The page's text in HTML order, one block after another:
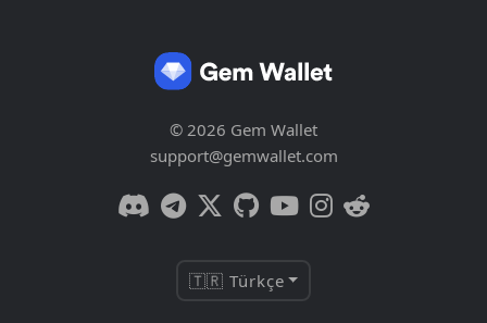
© 2026 Gem Wallet
support@gemwallet.com
🇹🇷 Türkçe